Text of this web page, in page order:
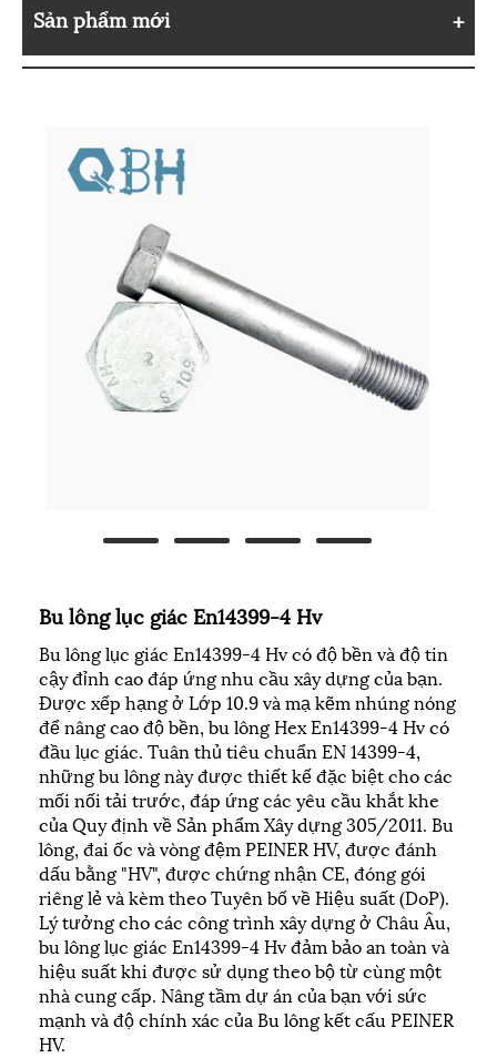
Sản phẩm mới
Bu lông lục giác En14399-4 Hv
Bu lông lục giác En14399-4 Hv có độ bền và độ tin
cậy đỉnh cao đáp ứng nhu cầu xây dựng của bạn.
Được xếp hạng ở Lớp 10.9 và mạ kẽm nhúng nóng
để nâng cao độ bền, bu lông Hex En14399-4 Hv có
đầu lục giác. Tuân thủ tiêu chuẩn EN 14399-4,
những bu lông này được thiết kế đặc biệt cho các
mối nối tải trước, đáp ứng các yêu cầu khắt khe
của Quy định về Sản phẩm Xây dựng 305/2011. Bu
lông, đai ốc và vòng đệm PEINER HV, được đánh
dấu bằng "HV", được chứng nhận CE, đóng gói
riêng lẻ và kèm theo Tuyên bố về Hiệu suất (DoP).
Lý tưởng cho các công trình xây dựng ở Châu Âu,
bu lông lục giác En14399-4 Hv đảm bảo an toàn và
hiệu suất khi được sử dụng theo bộ từ cùng một
nhà cung cấp. Nâng tầm dự án của bạn với sức
mạnh và độ chính xác của Bu lông kết cấu PEINER
HV.